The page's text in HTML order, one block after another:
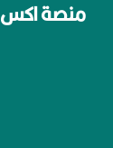
منصة اكس